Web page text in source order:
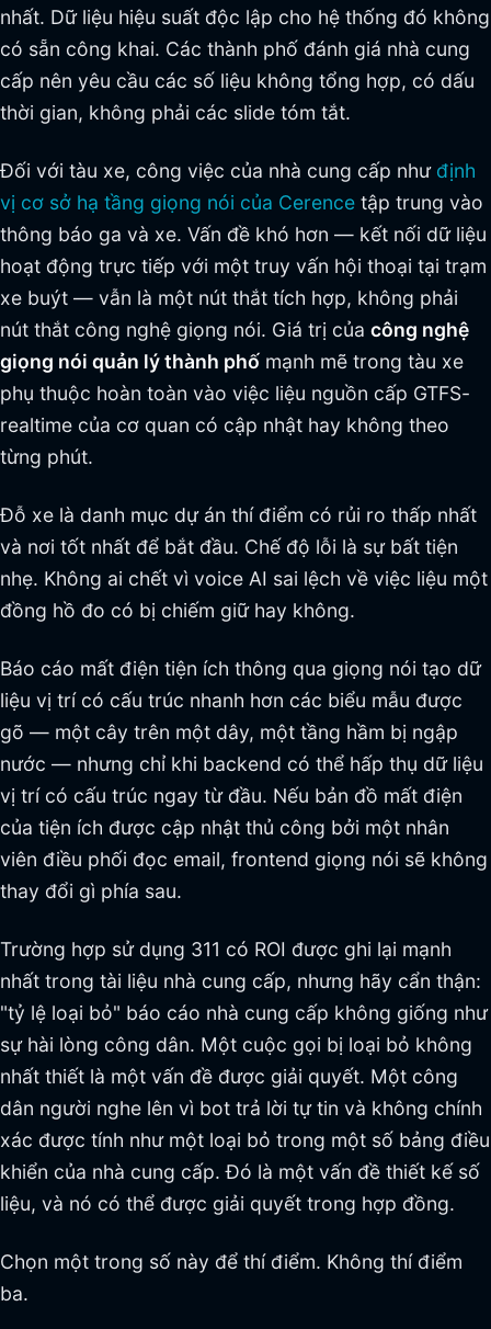
nhất. Dữ liệu hiệu suất độc lập cho hệ thống đó không
có sẵn công khai. Các thành phố đánh giá nhà cung
cấp nên yêu cầu các số liệu không tổng hợp, có dấu
thời gian, không phải các slide tóm tắt.
Đối với tàu xe, công việc của nhà cung cấp như định
vị cơ sở hạ tầng giọng nói của Cerence tập trung vào
thông báo ga và xe. Vấn đề khó hơn — kết nối dữ liệu
hoạt động trực tiếp với một truy vấn hội thoại tại trạm
xe buýt — vẫn là một nút thắt tích hợp, không phải
nút thắt công nghệ giọng nói. Giá trị của công nghệ
giọng nói quản lý thành phố mạnh mẽ trong tàu xe
phụ thuộc hoàn toàn vào việc liệu nguồn cấp GTFS-
realtime của cơ quan có cập nhật hay không theo
từng phút.
Đỗ xe là danh mục dự án thí điểm có rủi ro thấp nhất
và nơi tốt nhất để bắt đầu. Chế độ lỗi là sự bất tiện
nhẹ. Không ai chết vì voice AI sai lệch về việc liệu một
đồng hồ đo có bị chiếm giữ hay không.
Báo cáo mất điện tiện ích thông qua giọng nói tạo dữ
liệu vị trí có cấu trúc nhanh hơn các biểu mẫu được
gõ — một cây trên một dây, một tầng hầm bị ngập
nước — nhưng chỉ khi backend có thể hấp thụ dữ liệu
vị trí có cấu trúc ngay từ đầu. Nếu bản đồ mất điện
của tiện ích được cập nhật thủ công bởi một nhân
viên điều phối đọc email, frontend giọng nói sẽ không
thay đổi gì phía sau.
Trường hợp sử dụng 311 có ROI được ghi lại mạnh
nhất trong tài liệu nhà cung cấp, nhưng hãy cẩn thận:
"tỷ lệ loại bỏ" báo cáo nhà cung cấp không giống như
sự hài lòng công dân. Một cuộc gọi bị loại bỏ không
nhất thiết là một vấn đề được giải quyết. Một công
dân người nghe lên vì bot trả lời tự tin và không chính
xác được tính như một loại bỏ trong một số bảng điều
khiển của nhà cung cấp. Đó là một vấn đề thiết kế số
liệu, và nó có thể được giải quyết trong hợp đồng.
Chọn một trong số này để thí điểm. Không thí điểm
ba.